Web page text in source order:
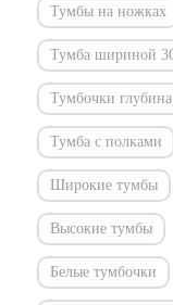
Тумбы на ножках
Тумба шириной
Тумбочки
Тумба с полками
Широкие тумбы
Высокие тумбы
Белые тумбочки